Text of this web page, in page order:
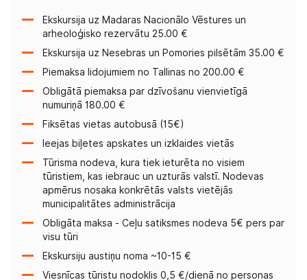
Ekskursija uz Madaras Nacionālo Vēstures un
arheoloģisko rezervātu 25.00 €
Ekskursija uz Nesebras un Pomories pilsētām 35.00 €
Piemaksa lidojumiem no Tallinas no 200.00 €
Obligātā piemaksa par dzīvošanu vienvietīgā
numuriņā 180.00 €
Fiksētas vietas autobusā (15€)
Ieejas biļetes apskates un izklaides vietās
Tūrisma nodeva, kura tiek ieturēta no visiem
tūristiem, kas iebrauc un uzturās valstī. Nodevas
apmērus nosaka konkrētās valsts vietējās
municipalitātes administrācija
Obligāta maksa - Ceļu satiksmes nodeva 5€ pers par
visu tūri
Ekskursiju austiņu noma ~10-15 €
Viesnīcas tūristu nodoklis 0,5 €/dienā no personas